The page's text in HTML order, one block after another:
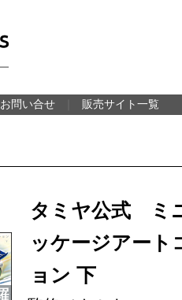
お問い合せ 販売サイト一覧
タミヤ公式 ミ
ッケージアート
ョン 下